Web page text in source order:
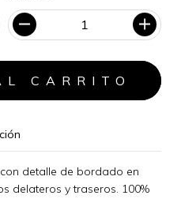
detalle de bordado en
delateros y traseros. 100%